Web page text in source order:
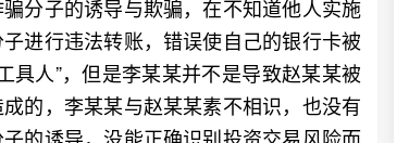
分子的诱导与欺骗，在不知道他人实施
进行违法转账，错误使自己的银行卡被
具人”，但是李某某并不是导致赵某某被
的，李某某与赵某某素不相识，也没有